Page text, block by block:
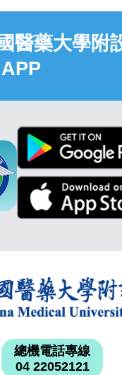
醫藥大學附
總機電話專線
04 22052121